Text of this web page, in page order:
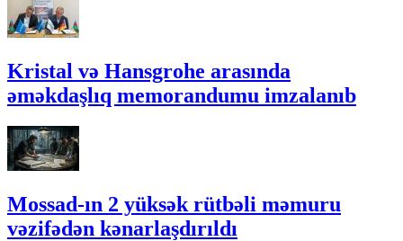
Kristal və Hansgrohe arasında
əməkdaşlıq memorandumu imzalanıb
Mossad-ın 2 yüksək rütbəli məmuru
vəzifədən kənarlaşdırıldı